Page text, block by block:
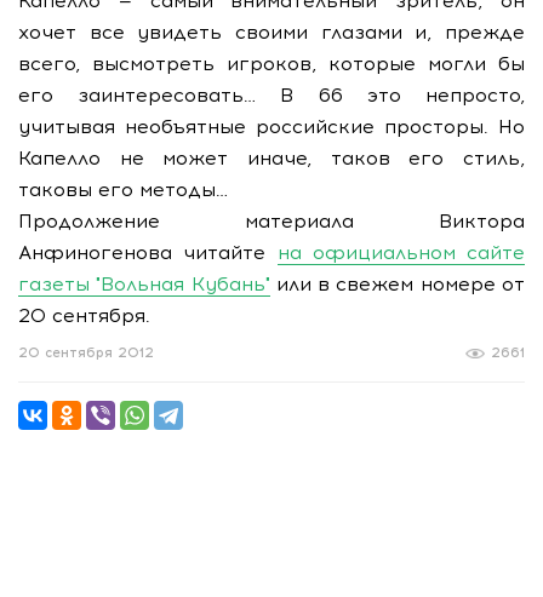
хочет все увидеть своими глазами и, прежде
всего, высмотреть игроков, которые могли бы
его заинтересовать… В 66 это непросто,
учитывая необъятные российские просторы. Но
Капелло не может иначе, таков его стиль,
таковы его методы…
Продолжение материала Виктора
Анфиногенова читайте на официальном сайте
газеты "Вольная Кубань" или в свежем номере от
20 сентября.
2661
20 сентября 2012